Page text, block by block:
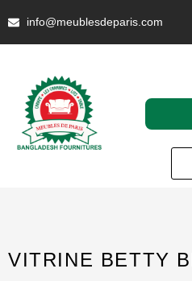
info@meublesdeparis.com
VITRINE BETTY